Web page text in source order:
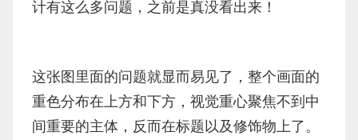
这张图里面的问题就显而易见了，整个画面的
重色分布在上方和下方，视觉重心聚焦不到中
间重要的主体，反而在标题以及修饰物上了。